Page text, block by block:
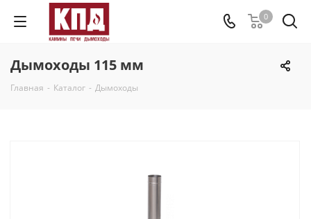
0
Дымоходы 115 мм
Главная - Каталог - Дымоходы